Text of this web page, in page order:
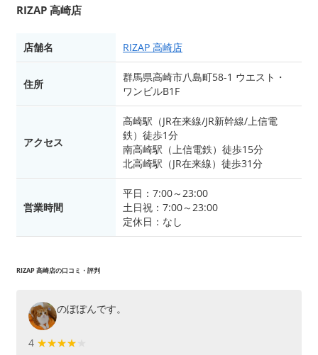
RIZAP 高崎店
店舗名 RIZAP 高崎店
住所
群馬県高崎市八島町58-1 ウエスト・
ワンビルB1F
アクセス
高崎駅（JR在来線/JR新幹線/上信電
鉄）徒歩1分
南高崎駅（上信電鉄）徒歩15分
北高崎駅（JR在来線）徒歩31分
営業時間
平日：7:00～23:00
土日祝：7:00～23:00
定休日：なし
RIZAP 高崎店の口コミ・評判
のぽぽんです。
4 ★★★★★
★★★★